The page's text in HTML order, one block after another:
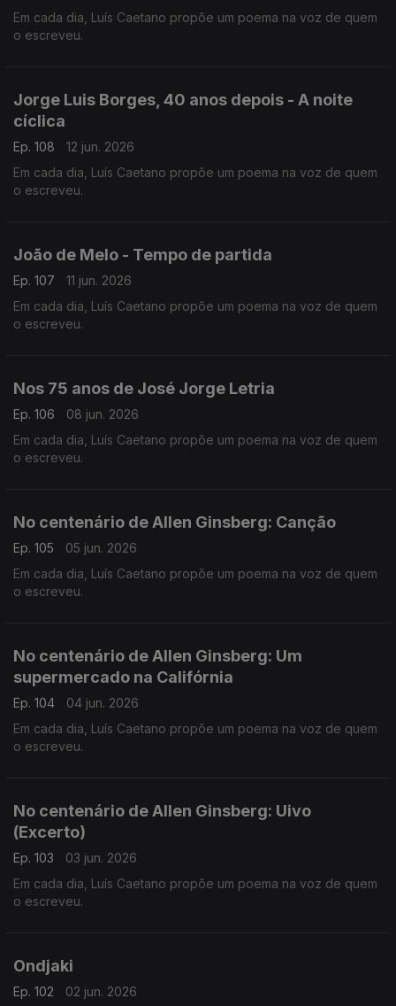
Em cada dia, Luís Caetano propõe um poema na voz de quem
o escreveu.
Jorge Luis Borges, 40 anos depois - A noite
cíclica
Ep. 108
12 jun. 2026
Em cada dia, Luís Caetano propõe um poema na voz de quem
o escreveu.
João de Melo - Tempo de partida
Ep. 107
11 jun. 2026
Em cada dia, Luís Caetano propõe um poema na voz de quem
o escreveu.
Nos 75 anos de José Jorge Letria
Ep. 106
08 jun. 2026
Em cada dia, Luís Caetano propõe um poema na voz de quem
o escreveu.
No centenário de Allen Ginsberg: Canção
Ep. 105
05 jun. 2026
Em cada dia, Luís Caetano propõe um poema na voz de quem
o escreveu.
No centenário de Allen Ginsberg: Um
supermercado na Califórnia
Ep. 104
04 jun. 2026
Em cada dia, Luís Caetano propõe um poema na voz de quem
o escreveu.
No centenário de Allen Ginsberg: Uivo
(Excerto)
Ep. 103
03 jun. 2026
Em cada dia, Luís Caetano propõe um poema na voz de quem
o escreveu.
Ondjaki
Ep. 102 02 jun. 2026